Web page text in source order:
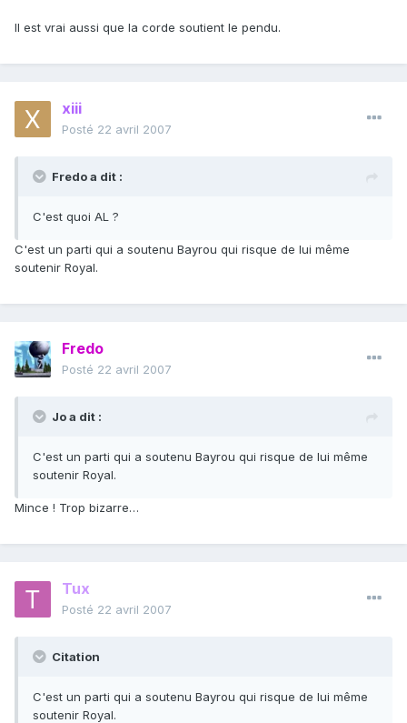
Il est vrai aussi que la corde soutient le pendu.
xiii
Posté 22 avril 2007
Fredo a dit :
C'est quoi AL ?
C'est un parti qui a soutenu Bayrou qui risque de lui même
soutenir Royal.
Fredo
Posté 22 avril 2007
Jo a dit :
C'est un parti qui a soutenu Bayrou qui risque de lui même
soutenir Royal.
Mince ! Trop bizarre…
Tux
Posté 22 avril 2007
Citation
C'est un parti qui a soutenu Bayrou qui risque de lui même
soutenir Royal.